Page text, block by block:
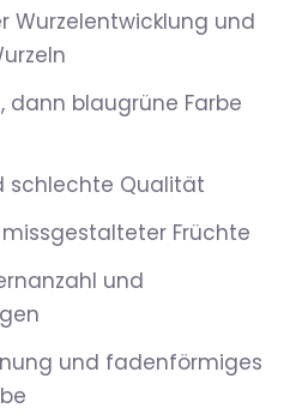
Wurzelentwicklung und
dann blaugrüne Farbe
schlechte Qualität
Früchte
und
und fadenförmiges